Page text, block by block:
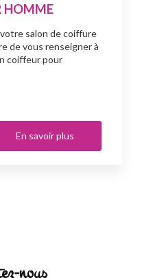
HOMME
salon de coiffure
de vous renseigner à
coiffeur pour
En savoir plus
nous